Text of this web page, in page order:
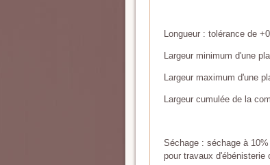
Longueur : tolérance de
Largeur minimum d'une
Largeur maximum d'une
Largeur cumulée de la
Séchage : séchage à
pour travaux d'ébénisterie